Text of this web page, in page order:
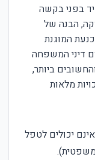
בפני בקשה
הבנה של
המוגנת
דיני המשפחה
ביותר,
מלאות
יכולים לטפל